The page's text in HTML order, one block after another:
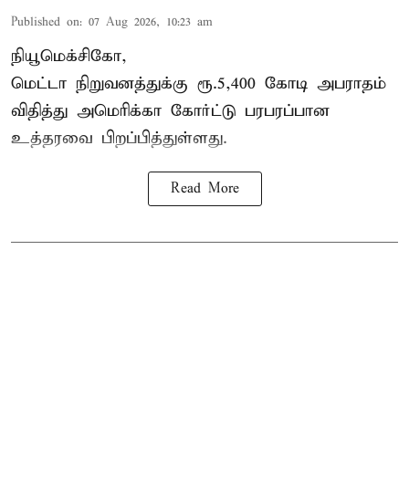
Published on: 07 Aug 2026, 10:23 am
நியூமெக்சிகோ,
மெட்டா நிறுவனத்துக்கு ரூ.5,400 கோடி அபராதம்
விதித்து அமெரிக்கா கோர்ட்டு பரபரப்பான
உத்தரவை பிறப்பித்துள்ளது.
Read More